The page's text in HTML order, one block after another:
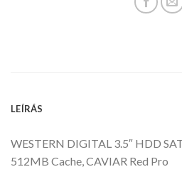
LEÍRÁS
WESTERN DIGITAL 3.5″ HDD
512MB Cache, CAVIAR Red Pro